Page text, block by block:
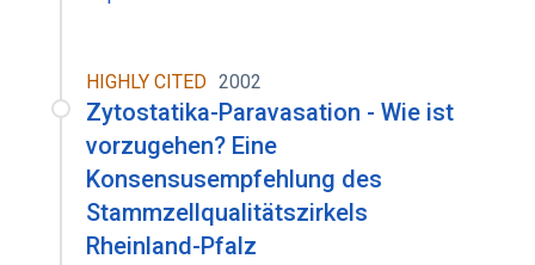
HIGHLY CITED 2002
Zytostatika-Paravasation - Wie ist
vorzugehen? Eine
Konsensusempfehlung des
Stammzellqualitätszirkels
Rheinland-Pfalz